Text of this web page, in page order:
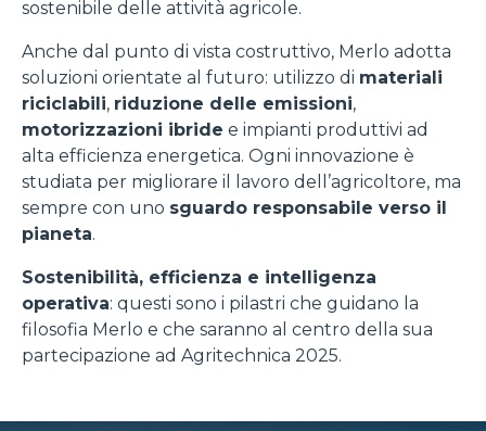
sostenibile delle attività agricole.
Anche dal punto di vista costruttivo, Merlo adotta
soluzioni orientate al futuro: utilizzo di materiali
riciclabili, riduzione delle emissioni,
motorizzazioni ibride e impianti produttivi ad
alta efficienza energetica. Ogni innovazione è
studiata per migliorare il lavoro dell’agricoltore, ma
sempre con uno sguardo responsabile verso il
pianeta.
Sostenibilità, efficienza e intelligenza
operativa: questi sono i pilastri che guidano la
filosofia Merlo e che saranno al centro della sua
partecipazione ad Agritechnica 2025.